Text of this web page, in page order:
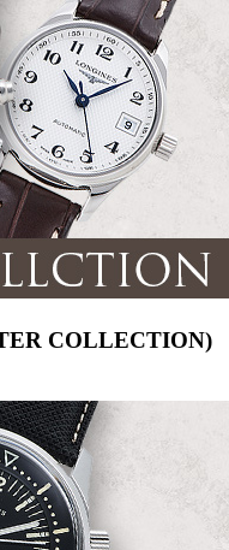
COLLECTION)